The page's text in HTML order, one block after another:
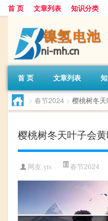
首 页 文章列表 知识分类
首 页 文章列表
> 春节2024 > 樱桃树冬
樱桃树冬天叶子会
网友:yts 春节2024